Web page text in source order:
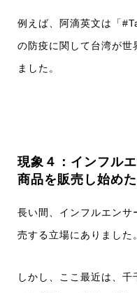
例えば、阿滴英文は「
の防疫に関して台湾が世
ました。
現象４：インフル
商品を販売し始めた
長い間、インフルエンサ
売する立場にありました。
しかし、ここ最近は、